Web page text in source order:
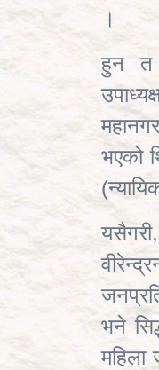
।
हुन त
भएको
भने
महिला